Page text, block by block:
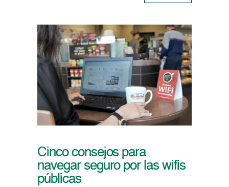
Cinco consejos para
navegar seguro por las wifis
públicas